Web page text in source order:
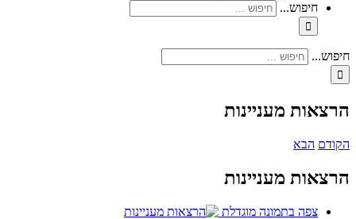
חיפוש...
חיפוש...
הרצאות מעניינות
הקודם הבא
הרצאות מעניינות
צפה בתמונה מוגדלת